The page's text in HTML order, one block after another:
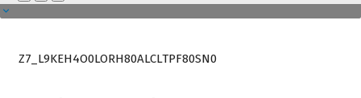
Z7_L9KEH4O0LORH80ALCLTPF80SN0